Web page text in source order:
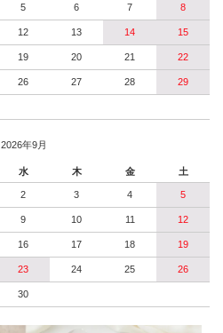
5 6 7 8
12 13 14 15
19 20 21 22
26 27 28 29
2026年9月
水 木 金 土
2 3 4 5
9 10 11 12
16 17 18 19
23 24 25 26
30